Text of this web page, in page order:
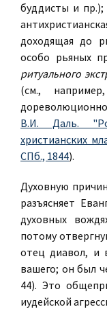
буддисты и пр.);
доходящая до
особо рьяных
ритуального
(см.,
В.И. Даль.
христианских
СПб., 1844).
Духовную
разъясняет
духовных
потому
отец диавол, и
вашего; он был
44). Это
иудейской